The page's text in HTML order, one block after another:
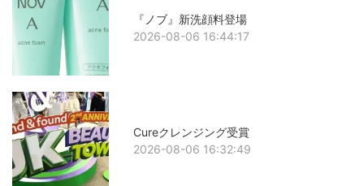
『ノブ』新洗顔料登場
2026-08-06 16:44:17
Cureクレンジング受賞
2026-08-06 16:32:49